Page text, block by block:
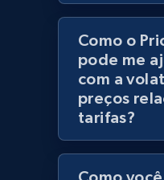
more.
Category id, Product
Currency, Colour
Como o
pode me
com a
preços
tarifas?